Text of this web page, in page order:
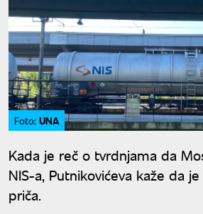
Foto: UNA
Kada je reč o tvrdnjama da
NIS-a, Putnikovićeva kaže da
priča.